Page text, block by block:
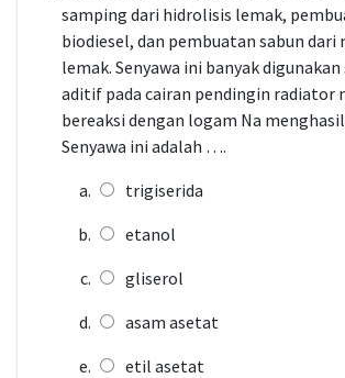
samping dari hidrolisis lemak,
biodiesel, dan pembuatan sabun dari
lemak. Senyawa ini banyak
aditif pada cairan pendingin radiator
bereaksi dengan logam Na
Senyawa ini adalah ….
trigiserida
etanol
gliserol
asam asetat
etil asetat